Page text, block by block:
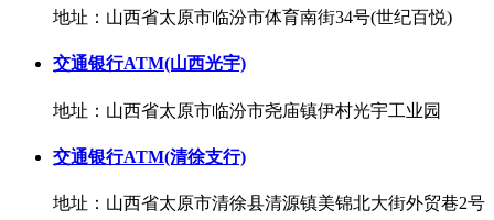
地址：山西省太原市临汾市体育南街34号(世纪百悦)
交通银行ATM(山西光宇)
地址：山西省太原市临汾市尧庙镇伊村光宇工业园
交通银行ATM(清徐支行)
地址：山西省太原市清徐县清源镇美锦北大街外贸巷2号